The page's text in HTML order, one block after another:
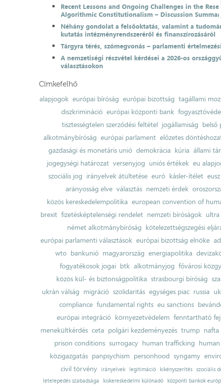
Recent Lessons and Ongoing Challenges in the
Algorithmic Constitutionalism – Discussion
Néhány gondolat a felsőoktatás, valamint a
kutatás intézményrendszeréről és finanszírozásáról
Tárgyra térés, szómegvonás – parlamenti
A nemzetiségi részvétel kérdései a 2026-os
választásokon
Címkefelhő
alapjogok európai bíróság európai bizottság tagállami
diszkrimináció európai központi bank
tisztességtelen szerződési feltétel jogállamiság belső
alkotmánybíróság európai parlament előzetes
gazdasági és monetáris unió demokrácia kúria állami
jogegységi határozat versenyjog uniós értékek eu
szociális jog irányelvek átültetése euró kásler-ítélet
arányosság elve választás nemzeti érdek
közös kereskedelempolitika european convention of
brexit fizetésképtelenségi rendelet nemzeti bíróságok ultra
német alkotmánybíróság kötelezettségszegési
európai parlamenti választások európai bizottság elnöke
wto bankunió magyarország energiapolitika
fogyatékosok jogai btk alkotmányjog fővárosi
közös kül- és biztonságpolitika strasbourgi bíróság
ukrán válság migráció szolidaritás egységes piac russia
compliance fundamental rights eu sanctions
európai integráció környezetvédelem fenntartható
menekültkérdés ceta polgári kezdeményezés trump nafta
prison conditions surrogacy human trafficking
közigazgatás panpsychism personhood syngamy
civil törvény
irányelvek legitimáció kikényszerítés szociális
letelepedés szabadsága
kiskereskedelmi különadó
központi bankok